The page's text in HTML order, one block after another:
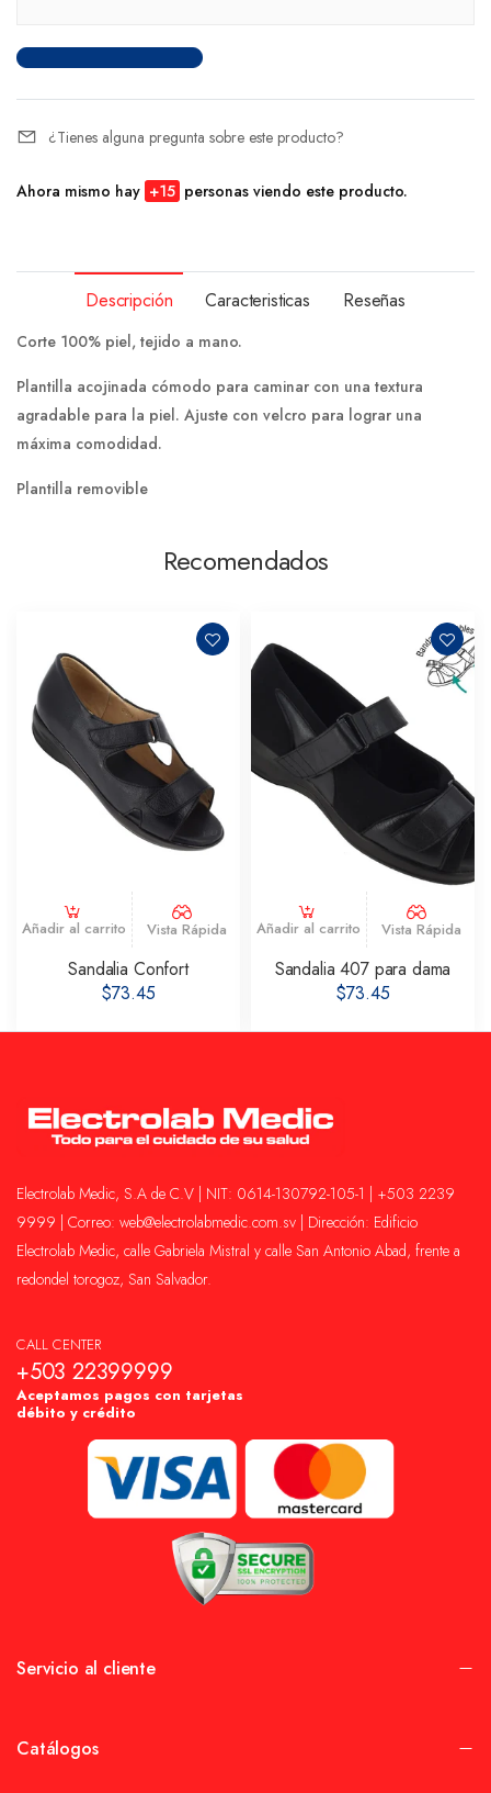
¿Tienes alguna pregunta sobre este producto?
Ahora mismo hay +15 personas viendo este producto.
Descripción Caracteristicas Reseñas
Corte 100% piel, tejido a mano.
Plantilla acojinada cómodo para caminar con una textura
agradable para la piel. Ajuste con velcro para lograr una
máxima comodidad.
Plantilla removible
Recomendados
Añadir al carrito Vista Rápida
Sandalia Confort
$73.45
Añadir al carrito Vista Rápida
Sandalia 407 para dama
$73.45
Electrolab Medic, S.A de C.V | NIT: 0614-130792-105-1 | +503 2239
9999 | Correo: web@electrolabmedic.com.sv | Dirección: Edificio
Electrolab Medic, calle Gabriela Mistral y calle San Antonio Abad, frente a
redondel torogoz, San Salvador.
CALL CENTER
+503 22399999
Aceptamos pagos con tarjetas
débito y crédito
Servicio al cliente
Catálogos